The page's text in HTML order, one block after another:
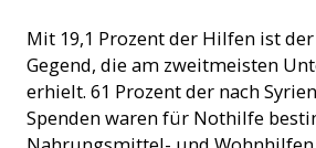
Mit 19,1 Prozent der Hilfen ist
Gegend, die am zweitmeisten
erhielt. 61 Prozent der nach
Spenden waren für Nothilfe